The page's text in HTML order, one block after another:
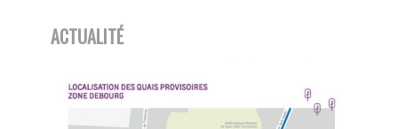
ACTUALITÉ